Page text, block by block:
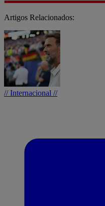
Artigos Relacionados:
// Internacional //